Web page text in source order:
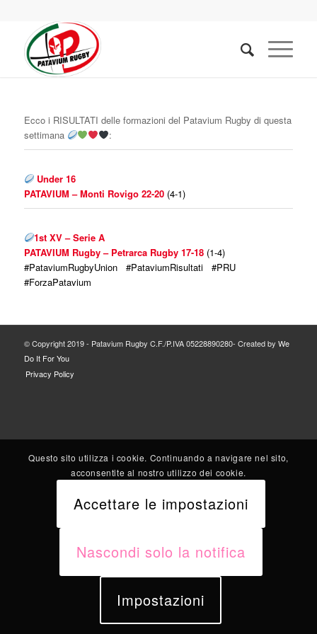
Ecco i RISULTATI delle formazioni del Patavium Rugby di questa
settimana
:
Under 16
PATAVIUM – Monti Rovigo 22-20 (4-1)
1st XV – Serie A
PATAVIUM Rugby – Petrarca Rugby 17-18(1-4)
#PataviumRugbyUnion #PataviumRisultati #PRU
#ForzaPatavium
© Copyright 2019 - Patavium Rugby C.F./P.IVA 05228890280- Created by We
Do It For You
Privacy Policy
Questo sito utilizza i cookie. Continuando a navigare nel sito,
acconsentite al nostro utilizzo dei cookie.
Accettare le impostazioni
Nascondi solo la notifica
Impostazioni